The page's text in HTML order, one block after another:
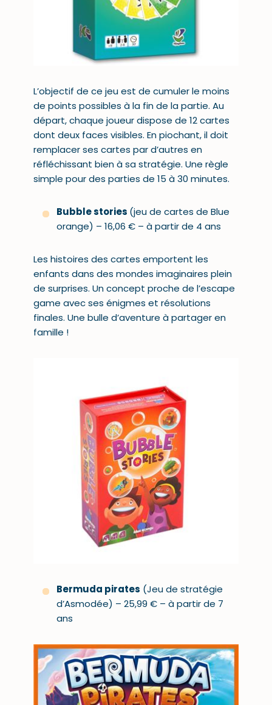
L’objectif de ce jeu est de cumuler le moins
de points possibles à la fin de la partie. Au
départ, chaque joueur dispose de 12 cartes
dont deux faces visibles. En piochant, il doit
remplacer ses cartes par d’autres en
réfléchissant bien à sa stratégie. Une règle
simple pour des parties de 15 à 30 minutes.
Bubble stories (jeu de cartes de Blue
orange) – 16,06 € – à partir de 4 ans
Les histoires des cartes emportent les
enfants dans des mondes imaginaires plein
de surprises. Un concept proche de l’escape
game avec ses énigmes et résolutions
finales. Une bulle d’aventure à partager en
famille !
Bermuda pirates (Jeu de stratégie
d’Asmodée) – 25,99 € – à partir de 7
ans